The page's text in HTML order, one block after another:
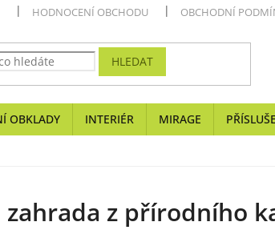
HODNOCENÍ OBCHODU OBCHODNÍ
HLEDAT
OBKLADY INTERIÉR MIRAGE
z přírodního